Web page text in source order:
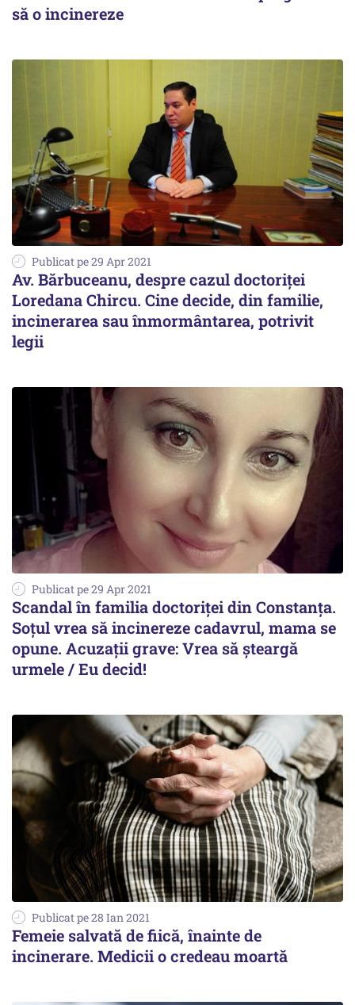
să o incinereze
Publicat pe 29 Apr 2021
Av. Bărbuceanu, despre cazul doctoriței
Loredana Chircu. Cine decide, din familie,
incinerarea sau înmormântarea, potrivit
legii
Publicat pe 29 Apr 2021
Scandal în familia doctoriței din Constanța.
Soțul vrea să incinereze cadavrul, mama se
opune. Acuzații grave: Vrea să șteargă
urmele / Eu decid!
Publicat pe 28 Ian 2021
Femeie salvată de fiică, înainte de
incinerare. Medicii o credeau moartă